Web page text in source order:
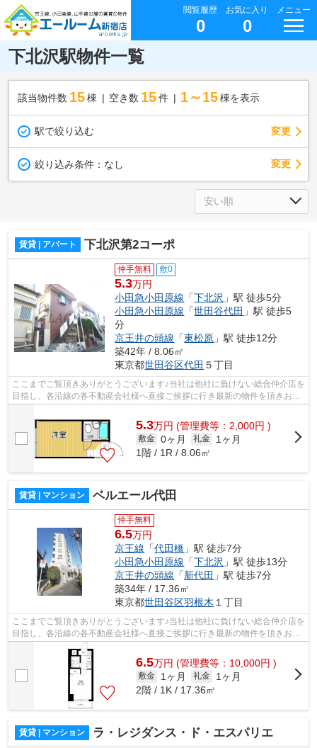
閲覧履歴
0
お気に入り
0
メニュー
下北沢駅物件一覧
該当物件数 15棟 空き数 15 件 1～15 棟を表示
駅で絞り込む 変更
絞り込み条件： なし 変更
賃貸 | アパート 下北沢第2コーポ
仲手無料 敷0
5.3万円
小田急小田原線 「下北沢 」駅 徒歩5分
小田急小田原線 「世田谷代田 」駅 徒歩5
分
京王井の頭線 「東松原 」駅 徒歩12分
築42年 / 8.06㎡
東京都世田谷区代田 ５丁目
ここまでご覧頂きありがとうございます♪当社は他社に負けない総合仲介店を
目指し、各沿線の各不動産会社様へ直接ご挨拶に行き最新の物件を頂きお客
5.3万円 (管理費等：2,000円 )
敷金 0ヶ月 礼金
1ヶ月
1階 / 1R / 8.06㎡
賃貸 | マンション ベルエール代田
仲手無料
6.5万円
京王線 「代田橋 」駅 徒歩7分
小田急小田原線 「下北沢 」駅 徒歩13分
京王井の頭線 「新代田 」駅 徒歩7分
築34年 / 17.36㎡
東京都世田谷区羽根木 １丁目
ここまでご覧頂きありがとうございます♪当社は他社に負けない総合仲介店を
目指し、各沿線の各不動産会社様へ直接ご挨拶に行き最新の物件を頂きお客
様へ提供しております！最新の情報は...
6.5万円 (管理費等：10,000円 )
敷金 1ヶ月 礼金
1ヶ月
2階 / 1K / 17.36㎡
賃貸 | マンション ラ・レジダンス・ド・エスパリエ